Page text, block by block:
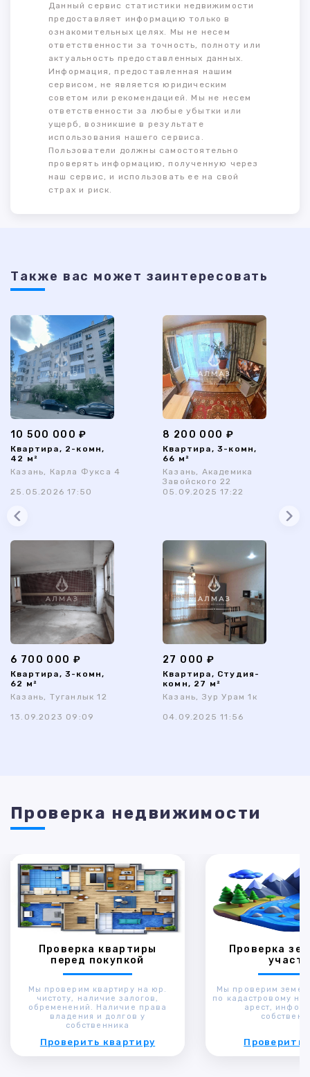
Данный сервис статистики недвижимости
предоставляет информацию только в
ознакомительных целях. Мы не несем
ответственности за точность, полноту или
актуальность предоставленных данных.
Информация, предоставленная нашим
сервисом, не является юридическим
советом или рекомендацией. Мы не несем
ответственности за любые убытки или
ущерб, возникшие в результате
использования нашего сервиса.
Пользователи должны самостоятельно
проверять информацию, полученную через
наш сервис, и использовать ее на свой
страх и риск.
Также ваc может заинтересовать
10 500 000 ₽
Квартира, 2-комн,
42 м²
Казань, Карла Фукса 4
25.05.2026 17:50
8 200 000 ₽
Квартира, 3-комн,
66 м²
Казань, Академика
Завойского 22
05.09.2025 17:22
6 700 000 ₽
Квартира, 3-комн,
62 м²
Казань, Туганлык 12
13.09.2023 09:09
27 000 ₽
Квартира, Студия-
комн, 27 м²
Казань, Зур Урам 1к
04.09.2025 11:56
Проверка недвижимости
Проверка квартиры
перед покупкой
Мы проверим квартиру на юр.
чистоту, наличие залогов,
обременений. Наличие права
владения и долгов у
собственника
Проверить квартиру
Проверка
Мы проверим
по кадастровому
арест,
Проверить